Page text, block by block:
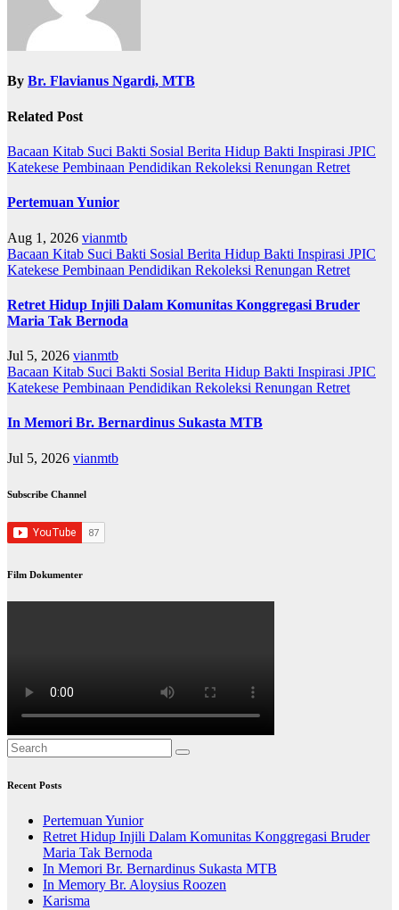
By Br. Flavianus Ngardi, MTB
Related Post
Bacaan Kitab Suci Bakti Sosial Berita Hidup Bakti Inspirasi JPIC
Katekese Pembinaan Pendidikan Rekoleksi Renungan Retret
Pertemuan Yunior
Aug 1, 2026 vianmtb
Bacaan Kitab Suci Bakti Sosial Berita Hidup Bakti Inspirasi JPIC
Katekese Pembinaan Pendidikan Rekoleksi Renungan Retret
Retret Hidup Injili Dalam Komunitas Konggregasi Bruder
Maria Tak Bernoda
Jul 5, 2026 vianmtb
Bacaan Kitab Suci Bakti Sosial Berita Hidup Bakti Inspirasi JPIC
Katekese Pembinaan Pendidikan Rekoleksi Renungan Retret
In Memori Br. Bernardinus Sukasta MTB
Jul 5, 2026 vianmtb
Subscribe Channel
Film Dokumenter
Recent Posts
Pertemuan Yunior
Retret Hidup Injili Dalam Komunitas Konggregasi Bruder
Maria Tak Bernoda
In Memori Br. Bernardinus Sukasta MTB
In Memory Br. Aloysius Roozen
Karisma